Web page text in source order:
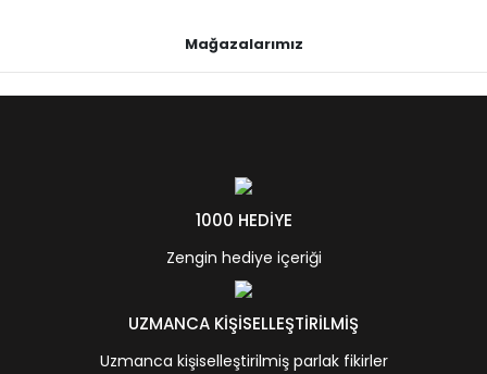
Mağazalarımız
1000 HEDİYE
Zengin hediye içeriği
UZMANCA KİŞİSELLEŞTİRİLMİŞ
Uzmanca kişiselleştirilmiş parlak fikirler